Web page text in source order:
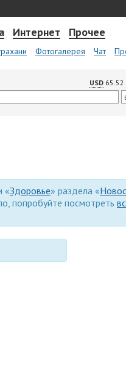
Интернет Прочее
Фотогалерея Чат
USD 65.52
«Здоровье» раздела «
попробуйте посмотреть